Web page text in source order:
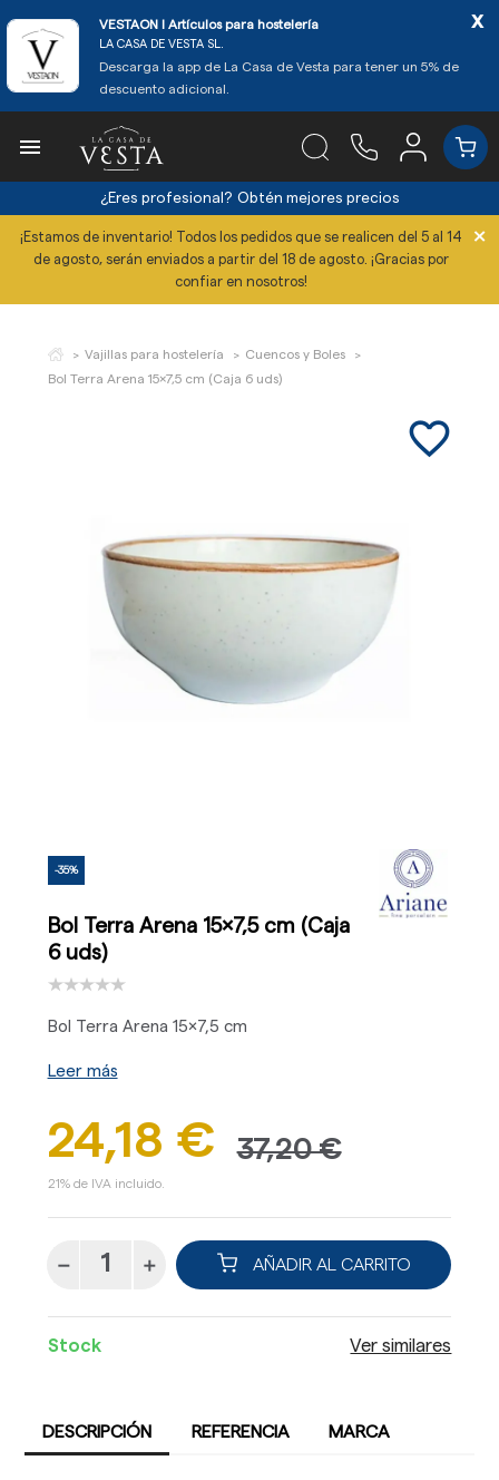
VESTAON l Artículos para hostelería
LA CASA DE VESTA SL.
Descarga la app de La Casa de Vesta para tener un 5% de
descuento adicional.
x

¿Eres profesional? Obtén mejores precios
¡Estamos de inventario! Todos los pedidos que se realicen del 5 al 14
de agosto, serán enviados a partir del 18 de agosto. ¡Gracias por
confiar en nosotros!
×
Vajillas para hostelería
Cuencos y Boles
Bol Terra Arena 15x7,5 cm (Caja 6 uds)
favorite_border
-35%
Bol Terra Arena 15x7,5 cm (Caja
6 uds)
Bol Terra Arena 15x7,5 cm
Leer más
24,18 € 37,20 €
21% de IVA incluido.
AÑADIR AL CARRITO
Stock Ver similares
DESCRIPCIÓN REFERENCIA MARCA